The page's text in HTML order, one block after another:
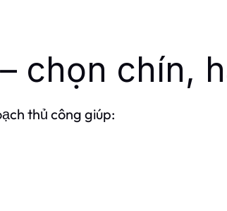
chọn chín,
thủ công giúp: